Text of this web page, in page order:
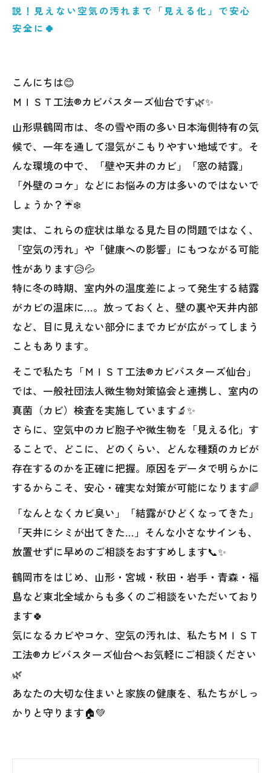
説！見えない空気の汚れまで「見える化」で安心
安全に🍀
こんにちは😊
ＭＩＳＴ工法®カビバスターズ仙台です🌿✨
山形県鶴岡市は、冬の雪や雨の多い日本海側特有の気
候で、一年を通して湿気がこもりやすい地域です。そ
んな環境の中で、「壁や天井のカビ」「窓の結露」
「外壁のコケ」などにお悩みの方は多いのではないで
しょうか？☔❄️
実は、これらの症状は単なる見た目の問題ではなく、
「空気の汚れ」や「健康への影響」にもつながる可能
性があります😥💦
特に冬の時期、室内外の温度差によって発生する結露
がカビの温床に…。放っておくと、壁の裏や天井内部
など、目に見えない部分にまでカビが広がってしまう
こともあります。
そこで私たち「ＭＩＳＴ工法®カビバスターズ仙台」
では、一般社団法人微生物対策協会と連携し、室内の
真菌（カビ）検査を実施しています🔬✨
さらに、空気中のカビ胞子や微生物を「見える化」す
ることで、どこに、どのくらい、どんな種類のカビが
存在するのかを正確に把握。原因をデータで明らかに
するからこそ、安心・確実な対策が可能になります🌈
「なんとなくカビ臭い」「結露がひどくなってきた」
「天井にシミが出てきた…」そんな小さなサインも、
放置せずに早めのご相談をおすすめします📞✨
鶴岡市をはじめ、山形・宮城・秋田・岩手・青森・福
島など東北全域からも多くのご相談をいただいており
ます🍀
気になるカビやコケ、空気の汚れは、私たちＭＩＳＴ
工法®カビバスターズ仙台へお気軽にご相談ください
🌿
あなたの大切な住まいと家族の健康を、私たちがしっ
かりと守ります🏠💚